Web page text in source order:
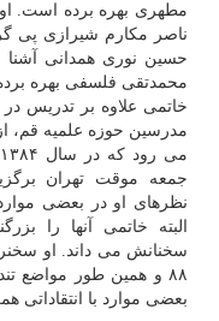
مطهری بهره برده است.
ناصر مکارم شیرازی پی
حسین نوری همدانی
محمدتقی فلسفی بهره
خاتمی علاوه بر تدریس
مدرسین حوزه علمیه قم،
جمعه موقت تهران
نظرهای او در بعضی
البته خاتمی آنها را
سخنانش می داند. او
۸۸ و همین طور مواضع
بعضی موارد با انتقاداتی